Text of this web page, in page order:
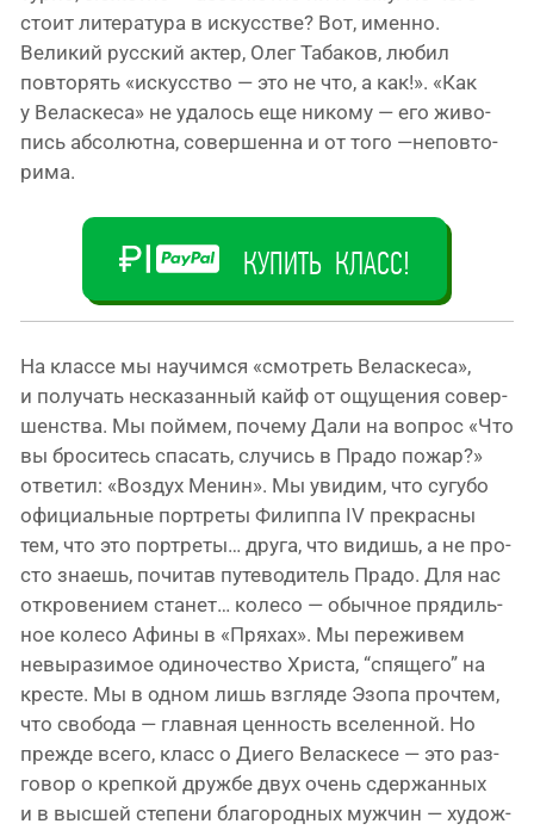
сто­ит лите­ра­ту­ра в искус­стве? Вот, имен­но.
Великий рус­ский актер, Олег Табаков, любил
повто­рять «искус­ство — это не что, а как!». «Как
у Веласкеса» не уда­лось еще нико­му — его живо­
пись абсо­лют­на, совер­шен­на и от того —непо­вто­
ри­ма.
КУПИТЬ КЛАСС!
На клаcce мы научим­ся «смот­реть Веласкеса»,
и полу­чать неска­зан­ный кайф от ощу­ще­ния совер­
шен­ства. Мы пой­мем, поче­му Дали на вопрос «Что
вы бро­си­тесь спа­сать, слу­чись в Прадо пожар?»
отве­тил: «Воздух Менин». Мы уви­дим, что сугу­бо
офи­ци­аль­ные порт­ре­ты Филиппа IV пре­крас­ны
тем, что это порт­ре­ты… дру­га, что видишь, а не про­
сто зна­ешь, почи­тав путе­во­ди­тель Прадо. Для нас
откро­ве­ни­ем ста­нет… коле­со — обыч­ное пря­диль­
ное коле­со Афины в «Пряхах». Мы пере­жи­вем
невы­ра­зи­мое оди­но­че­ство Христа, “спя­ще­го” на
кре­сте. Мы в одном лишь взгля­де Эзопа про­чтем,
что сво­бо­да — глав­ная цен­ность все­лен­ной. Но
преж­де все­го, класс о Диего Веласкесе — это раз­
го­вор о креп­кой друж­бе двух очень сдер­жан­ных
и в выс­шей сте­пе­ни бла­го­род­ных муж­чин — худож­